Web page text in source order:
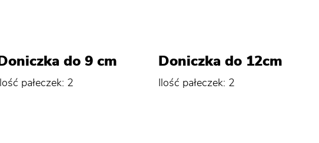
Doniczka do 9 cm
Ilość pałeczek: 2
Doniczka do 12cm
Ilość pałeczek: 2